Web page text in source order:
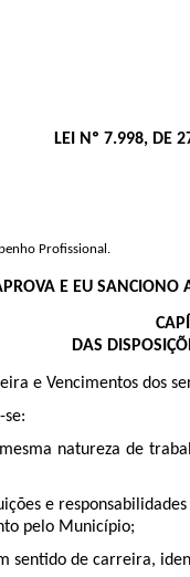
LEI Nº 7.998, DE
Profissional.
E EU SANCIONO
DAS
e Vencimentos dos
se:
natureza de
e
pelo Município;
sentido de carreira,